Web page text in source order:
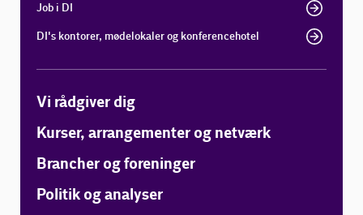
Job i DI
DI's kontorer, mødelokaler og konferencehotel
Vi rådgiver dig
Kurser, arrangementer og netværk
Brancher og foreninger
Politik og analyser